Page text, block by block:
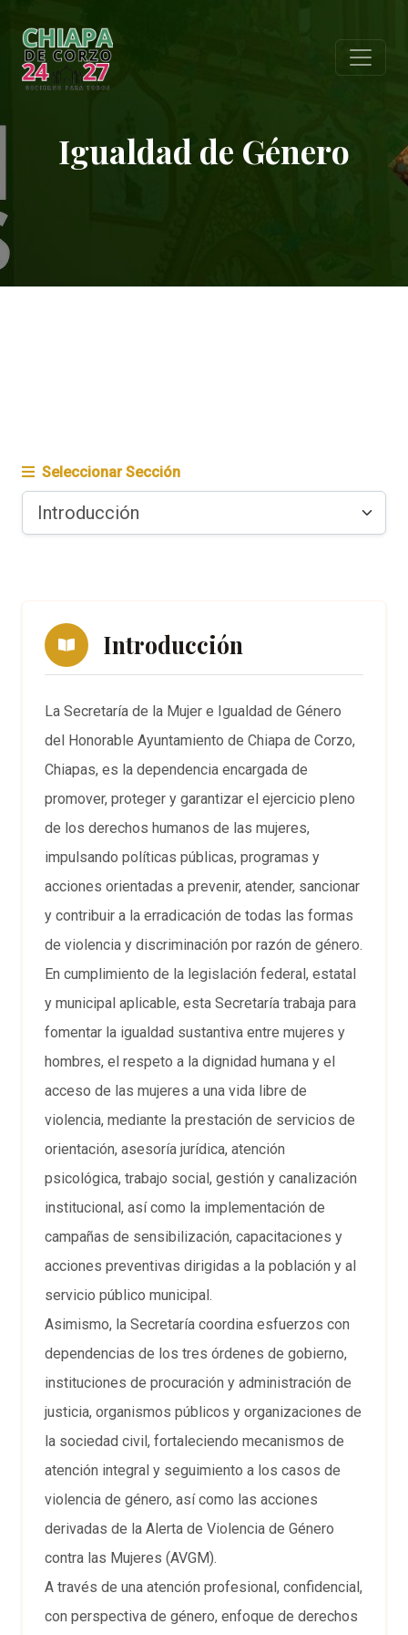
Igualdad de Género
Seleccionar Sección
Introducción
La Secretaría de la Mujer e Igualdad de Género
del Honorable Ayuntamiento de Chiapa de Corzo,
Chiapas, es la dependencia encargada de
promover, proteger y garantizar el ejercicio pleno
de los derechos humanos de las mujeres,
impulsando políticas públicas, programas y
acciones orientadas a prevenir, atender, sancionar
y contribuir a la erradicación de todas las formas
de violencia y discriminación por razón de género.
En cumplimiento de la legislación federal, estatal
y municipal aplicable, esta Secretaría trabaja para
fomentar la igualdad sustantiva entre mujeres y
hombres, el respeto a la dignidad humana y el
acceso de las mujeres a una vida libre de
violencia, mediante la prestación de servicios de
orientación, asesoría jurídica, atención
psicológica, trabajo social, gestión y canalización
institucional, así como la implementación de
campañas de sensibilización, capacitaciones y
acciones preventivas dirigidas a la población y al
servicio público municipal.
Asimismo, la Secretaría coordina esfuerzos con
dependencias de los tres órdenes de gobierno,
instituciones de procuración y administración de
justicia, organismos públicos y organizaciones de
la sociedad civil, fortaleciendo mecanismos de
atención integral y seguimiento a los casos de
violencia de género, así como las acciones
derivadas de la Alerta de Violencia de Género
contra las Mujeres (AVGM).
A través de una atención profesional, confidencial,
con perspectiva de género, enfoque de derechos